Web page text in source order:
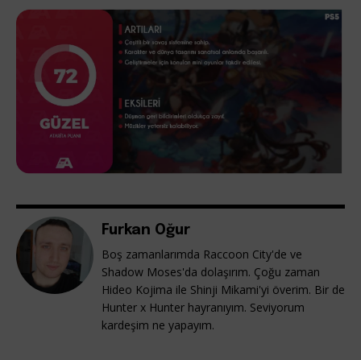
Furkan Oğur
Boş zamanlarımda Raccoon City'de ve
Shadow Moses'da dolaşırım. Çoğu zaman
Hideo Kojima ile Shinji Mikami'yi överim. Bir de
Hunter x Hunter hayranıyım. Seviyorum
kardeşim ne yapayım.